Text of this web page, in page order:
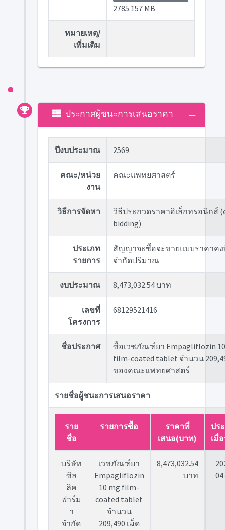
2785.157 MB
หมายเหตุ/
เพิ่มเติม
ประกาศผู้ชนะการเสนอราคา
ปีงบประมาณ 2569
คณะ/หน่วย
งาน
คณะแพทยศาสตร์
วิธีการจัดหา
วิธีประกวดราคาอิเล็กทรอนิกส์
bidding)
ประเภท
รายการ
สัญญาจะซื้อจะขายแบบราคาค
จำกัดปริมาณ
งบประมาณ 8,473,032.54 บาท
เลขที่
โครงการ
68129521416
ชื่อประกาศ
ซื้อเวชภัณฑ์ยา Empagliflozin
film-coated tablet จำนวน
ของคณะแพทยศาสตร์
รายชื่อผู้ชนะการเสนอราคา
ราย
ชื่อ
รายการซื้อ
ราคาที่
เสนอ(บาท)
ปร
เมื่
บริษัท
ซิล
ลิค
ฟาร์ม
า
จำกัด
เวชภัณฑ์ยา
Empagliflozin
10 mg film-
coated tablet
จำนวน
209,490 เม็ด
8,473,032.54
บาท